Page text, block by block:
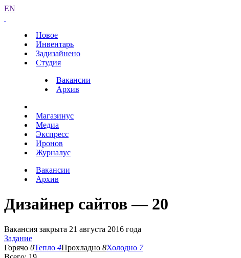
EN
Новое
Инвентарь
Задизайнено
Студия
Вакансии
Архив
Магазинус
Медиа
Экспресс
Иронов
Журналус
Вакансии
Архив
Дизайнер сайтов — 20
Вакансия закрыта 21 августа 2016 года
Задание
Горячо 0Тепло 4Прохладно 8Холодно 7